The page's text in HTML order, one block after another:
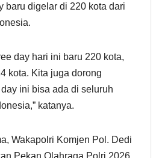
baru digelar di 220 kota dari
day hari ini baru 220 kota,
kota. Kita juga dorong
ini bisa ada di seluruh
katanya.
Wakapolri Komjen Pol. Dedi
Pekan Olahraga Polri 2026